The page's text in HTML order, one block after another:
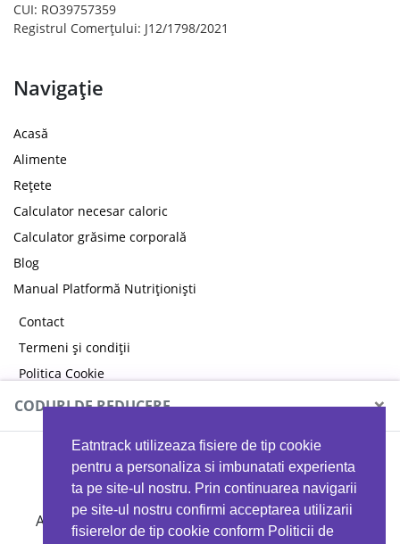
Eatntrack utilizeaza fisiere de tip cookie
pentru a personaliza si imbunatati experienta
ta pe site-ul nostru. Prin continuarea navigarii
pe site-ul nostru confirmi acceptarea utilizarii
fisierelor de tip cookie conform Politicii de
CUI: RO39757359
Registrul Comerțului: J12/1798/2021
Navigație
Acasă
Alimente
Rețete
Calculator necesar caloric
Calculator grăsime corporală
Blog
Manual Platformă Nutriționiști
Contact
Termeni și condiții
Politica Cookie
Politica de confidențialitate
CODURI DE REDUCERE ×
MYPROTEIN
Ai 40%reducere la orice comandă folosind codul